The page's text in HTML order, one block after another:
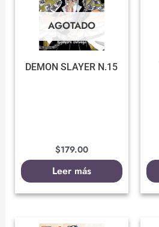
AGOTADO
DEMON SLAYER N.15
$179.00
Leer más